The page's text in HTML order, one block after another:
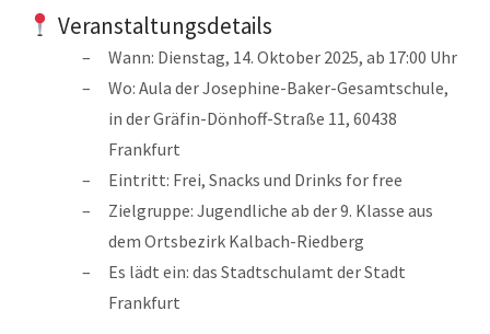
Veranstaltungsdetails
Wann: Dienstag, 14. Oktober 2025, ab 17:00 Uhr
Wo: Aula der Josephine-Baker-Gesamtschule,
in der Gräfin-Dönhoff-Straße 11, 60438
Frankfurt
Eintritt: Frei, Snacks und Drinks for free
Zielgruppe: Jugendliche ab der 9. Klasse aus
dem Ortsbezirk Kalbach-Riedberg
Es lädt ein: das Stadtschulamt der Stadt
Frankfurt